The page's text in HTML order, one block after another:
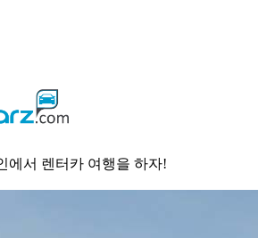
에서 렌터카 여행을 하자!